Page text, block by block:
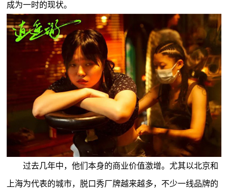
成为一时的现状。
过去几年中，他们本身的商业价值激增。尤其以北京和
上海为代表的城市，脱口秀厂牌越来越多，不少一线品牌的